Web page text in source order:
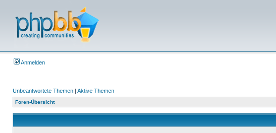
Anmelden
Unbeantwortete Themen | Aktive Themen
Foren-Übersicht